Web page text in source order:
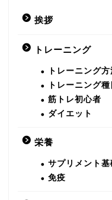
挨拶
トレーニング
トレーニング方
トレーニング種
筋トレ初心者
ダイエット
栄養
サプリメント基
免疫